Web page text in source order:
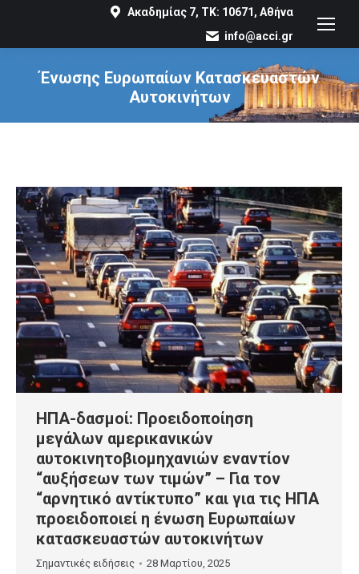
Ακαδημίας 7, ΤΚ: 10671, Αθήνα
info@acci.gr
Ένωσης Ευρωπαίων Κατασκευαστών
Αυτοκινήτων
You are here:
ΗΠΑ-δασμοί: Προειδοποίηση
μεγάλων αμερικανικών
αυτοκινητοβιομηχανιών εναντίον
“αυξήσεων των τιμών” – Για τον
“αρνητικό αντίκτυπο” και για τις ΗΠΑ
προειδοποιεί η ένωση Ευρωπαίων
κατασκευαστών αυτοκινήτων
Σημαντικές ειδήσεις 28 Μαρτίου, 2025